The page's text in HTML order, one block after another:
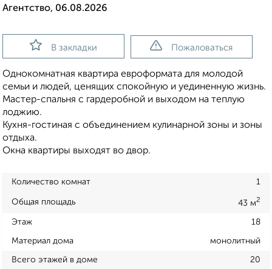
Агентство, 06.08.2026
В закладки Пожаловаться
Однокомнатная квартира евроформата для молодой
семьи и людей, ценящих спокойную и уединенную жизнь.
Мастер-спальня с гардеробной и выходом на теплую
лоджию.
Кухня-гостиная с объединением кулинарной зоны и зоны
отдыха.
Окна квартиры выходят во двор.
Количество комнат 1
Общая площадь 43 м2
Этаж 18
Материал дома монолитный
Всего этажей в доме 20